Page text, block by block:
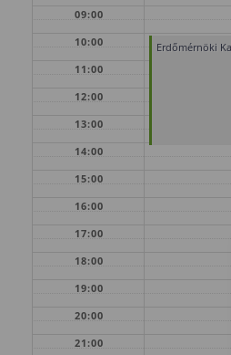
09:00
10:00
11:00
12:00
13:00
14:00
15:00
16:00
17:00
18:00
19:00
20:00
21:00
Erdőmérnöki